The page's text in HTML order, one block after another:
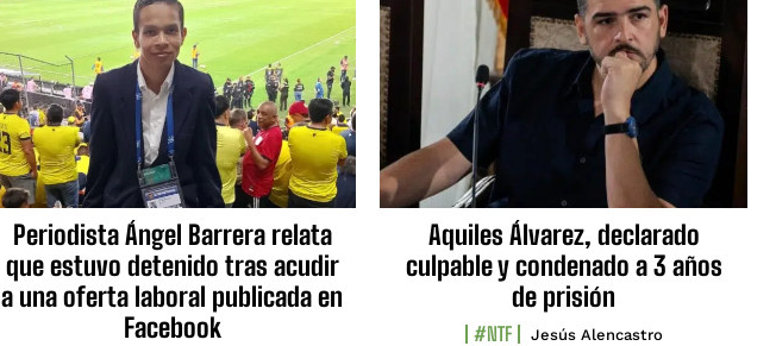
Periodista Ángel Barrera relata
que estuvo detenido tras acudir
a una oferta laboral publicada en
Facebook
Aquiles Álvarez, declarado
culpable y condenado a 3 años
de prisión
#NTF Jesús Alencastro